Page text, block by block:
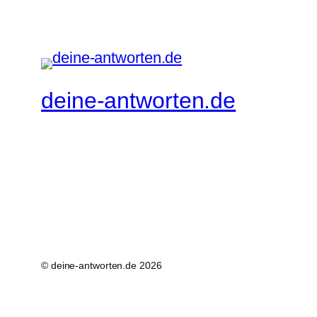
deine-antworten.de
© deine-antworten.de 2026